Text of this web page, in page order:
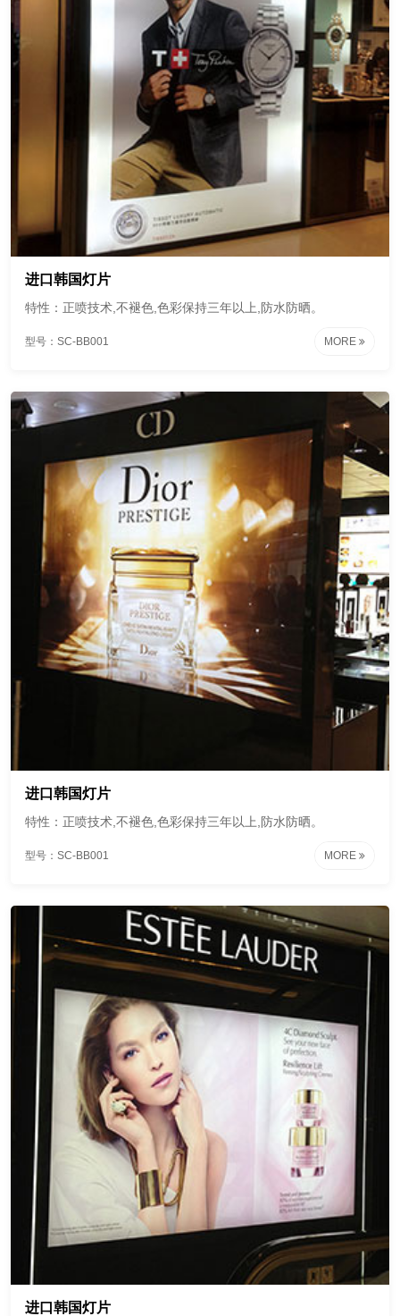
进口韩国灯片
特性：正喷技术,不褪色,色彩保持三年以上,防水防晒。
型号：SC-BB001 MORE
进口韩国灯片
特性：正喷技术,不褪色,色彩保持三年以上,防水防晒。
型号：SC-BB001 MORE
进口韩国灯片